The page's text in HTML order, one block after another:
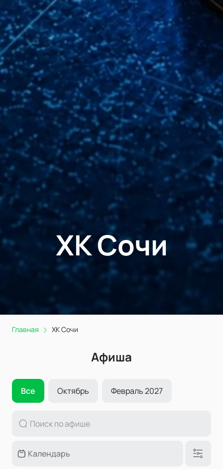
ХК Сочи
Главная ХК Сочи
Афиша
Все Октябрь Февраль 2027